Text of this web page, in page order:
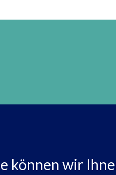
anzeigen
können wir